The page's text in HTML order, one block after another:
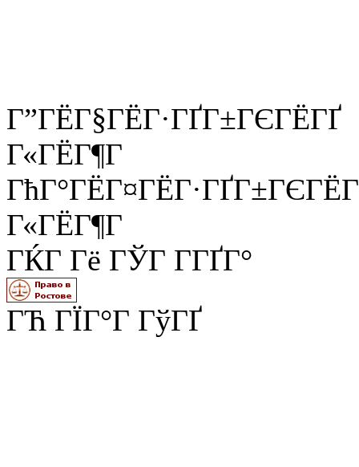
Г”ГЁГ§ГЁГ·ГҐГ±ГЄГЁГҐ
Г«ГЁГ¶Г
Г«ГЁГ¶Г
ГЌГ Гё ГЎГ Г­ГҐГ°
ГЋ ГЇГ°Г ГўГҐ